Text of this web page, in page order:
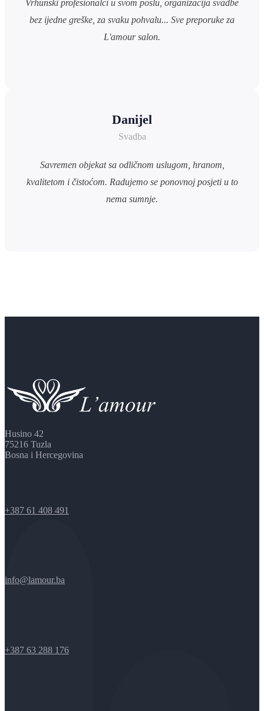
Vrhunski profesionalci u svom poslu, organizacija svadbe
bez ijedne greške, za svaku pohvalu... Sve preporuke za
L'amour salon.
Danijel
Svadba
Savremen objekat sa odličnom uslugom, hranom,
kvalitetom i čistoćom. Radujemo se ponovnoj posjeti u to
nema sumnje.
Husino 42
75216 Tuzla
Bosna i Hercegovina
+387 61 408 491
info@lamour.ba
+387 63 288 176